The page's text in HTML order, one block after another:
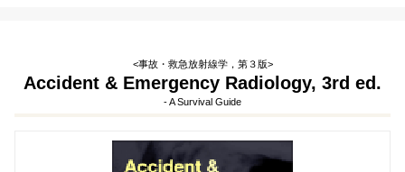
<事故・救急放射線学，第３版>
Accident & Emergency Radiology, 3rd ed.
- A Survival Guide